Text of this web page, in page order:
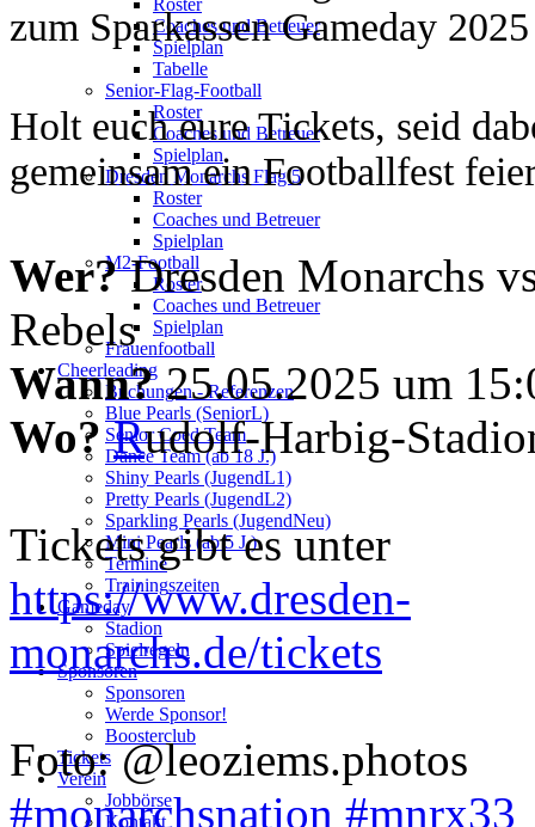
Roster
Coaches und Betreuer
Spielplan
Tabelle
Senior-Flag-Football
Roster
Coaches und Betreuer
Spielplan
Dresden Monarchs Flag 5
Roster
Coaches und Betreuer
Spielplan
M2-Football
Roster
Coaches und Betreuer
Spielplan
Frauenfootball
Cheerleading
Buchungen - Referenzen
Blue Pearls (SeniorL)
Senior Coed Team
Dance Team (ab 18 J.)
Shiny Pearls (JugendL1)
Pretty Pearls (JugendL2)
Sparkling Pearls (JugendNeu)
Mini Pearls (ab 5 J.)
Termine
Trainingszeiten
Gameday
Stadion
Spielregeln
Sponsoren
Sponsoren
Werde Sponsor!
Boosterclub
Tickets
Verein
Jobbörse
Kontakt
zum Sparkassen Gameday 2025
Holt euch eure Tickets, seid
gemeinsam ein Footballfest
Wer?Dresden Monarchs
Rebels
Wann? 25.05.2025 um
Wo? Rudolf-Harbig-
Tickets gibt es unter
https://www.dresden-
monarchs.de/tickets
Foto: @leoziems.photos
#monarchsnation #mnrx33